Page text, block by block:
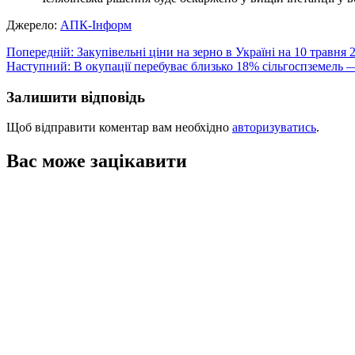
Джерело: АПК-Інформ
Навігація
записів
Попередній: Закупівельні ціни на зерно в Україні на 10 травня
Наступний: В окупації перебуває близько 18%
Залишити відповідь
Щоб відправити коментар вам необхідно авторизуватись.
Вас може зацікавити